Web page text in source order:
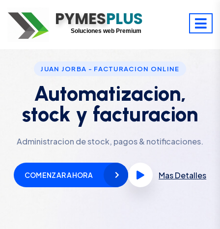
PYMESPLUS
Digitaliza tu éxito
Soluciones web Premium
JUAN JORBA - FACTURACION ONLINE
Automatizacion,
stock y facturacion
Administracion de stock, pagos & notificaciones.
COMENZAR AHORA Mas Detalles